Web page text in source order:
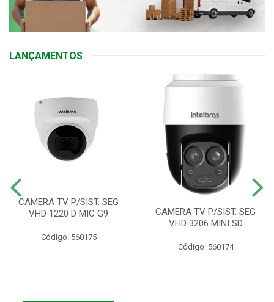
LANÇAMENTOS
CAMERA TV P/SIST. SEG
VHD 1220 D MIC G9
Código: 560175
CAMERA TV P/SIST. SEG
VHD 3206 MINI SD
Código: 560174